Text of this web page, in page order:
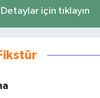
Detaylar için tıklayın